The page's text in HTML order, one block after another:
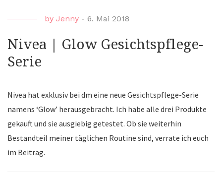
by Jenny - 6. Mai 2018
Nivea | Glow Gesichtspflege-
Serie
Nivea hat exklusiv bei dm eine neue Gesichtspflege-Serie
namens ‘Glow’ herausgebracht. Ich habe alle drei Produkte
gekauft und sie ausgiebig getestet. Ob sie weiterhin
Bestandteil meiner täglichen Routine sind, verrate ich euch
im Beitrag.